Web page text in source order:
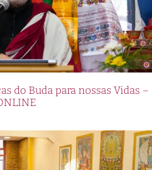
do Buda para nossas Vidas –